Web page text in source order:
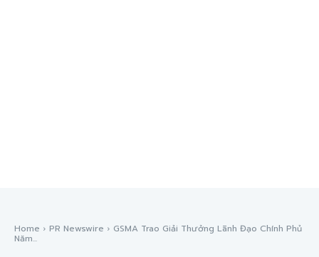
Home PR Newswire GSMA Trao Giải Thưởng Lãnh Đạo Chính Phủ
Năm...